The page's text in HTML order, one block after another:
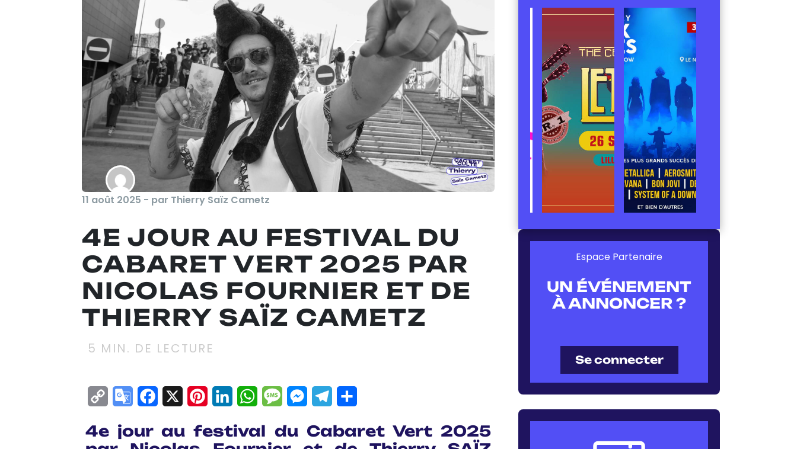
11 août 2025 - par Thierry Saïz Cametz
4E JOUR AU FESTIVAL DU
CABARET VERT 2025 PAR
NICOLAS FOURNIER ET DE
THIERRY SAÏZ CAMETZ
5 MIN. DE LECTURE
Copy GoogleFacebook
X Pinterest
LinkedInWhatsApp
MessageMessenger
Telegram
4e jour au festival du Cabaret Vert 2025
Espace Partenaire
UN ÉVÉNEMENT
À ANNONCER ?
Se connecter